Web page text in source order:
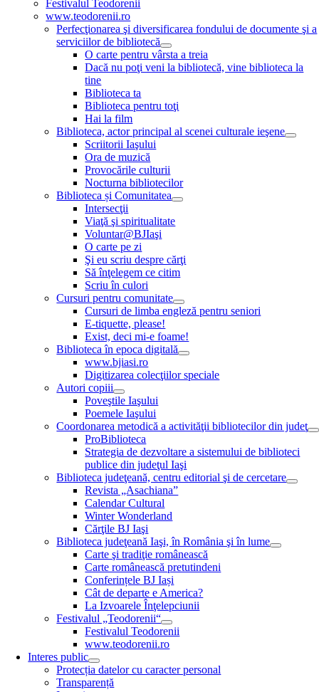
Festivalul Teodorenii
www.teodorenii.ro
Perfecţionarea şi diversificarea fondului de documente şi a
serviciilor de bibliotecă
O carte pentru vârsta a treia
Dacă nu poţi veni la bibliotecă, vine biblioteca la
tine
Biblioteca ta
Biblioteca pentru toţi
Hai la film
Biblioteca, actor principal al scenei culturale ieşene
Scriitorii Iaşului
Ora de muzică
Provocările culturii
Nocturna bibliotecilor
Biblioteca și Comunitatea
Intersecţii
Viaţă şi spiritualitate
Voluntar@BJIaşi
O carte pe zi
Şi eu scriu despre cărţi
Să înţelegem ce citim
Scriu în culori
Cursuri pentru comunitate
Cursuri de limba engleză pentru seniori
E-tiquette, please!
Exist, deci mi-e foame!
Biblioteca în epoca digitală
www.bjiasi.ro
Digitizarea colecţiilor speciale
Autori copiii
Poveştile Iaşului
Poemele Iaşului
Coordonarea metodică a activităţii bibliotecilor din judeţ
ProBiblioteca
Strategia de dezvoltare a sistemului de biblioteci
publice din judeţul Iaşi
Biblioteca judeţeană, centru editorial şi de cercetare
Revista „Asachiana”
Calendar Cultural
Winter Wonderland
Cărţile BJ Iaşi
Biblioteca judeţeană Iaşi, în România şi în lume
Carte şi tradiţie românească
Carte românească pretutindeni
Conferințele BJ Iași
Cât de departe e America?
La Izvoarele Înţelepciunii
Festivalul „Teodorenii“
Festivalul Teodorenii
www.teodorenii.ro
Interes public
Protecția datelor cu caracter personal
Transparență